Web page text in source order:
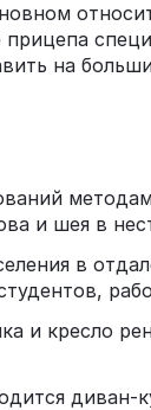
на
и шея в
в
и кресло